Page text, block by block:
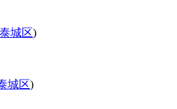
城区)
城区)